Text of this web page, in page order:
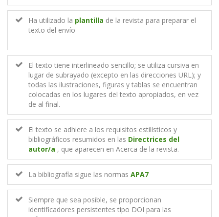
Ha utilizado la plantilla de la revista para preparar el
texto del envío
El texto tiene interlineado sencillo; se utiliza cursiva en
lugar de subrayado (excepto en las direcciones URL); y
todas las ilustraciones, figuras y tablas se encuentran
colocadas en los lugares del texto apropiados, en vez
de al final.
El texto se adhiere a los requisitos estilísticos y
bibliográficos resumidos en las Directrices del
autor/a , que aparecen en Acerca de la revista.
La bibliografía sigue las normas APA7
Siempre que sea posible, se proporcionan
identificadores persistentes tipo DOI para las